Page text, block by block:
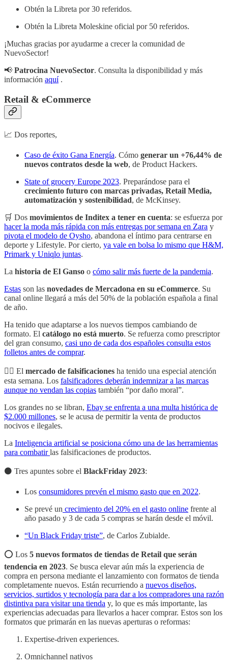
Obtén la Libreta por 30 referidos.
Obtén la Libreta Moleskine oficial por 50 referidos.
¡Muchas gracias por ayudarme a crecer la comunidad de
NuevoSector!
📢 Patrocina NuevoSector. Consulta la disponibilidad y más
información aquí.
Retail & eCommerce
📈 Dos reportes,
Caso de éxito Gana Energía. Cómo generar un +76,44% de
nuevos contratos desde la web, de Product Hackers.
State of grocery Europe 2023. Preparándose para el
crecimiento futuro con marcas privadas, Retail Media,
automatización y sostenibilidad, de McKinsey.
🛒 Dos movimientos de Inditex a tener en cuenta: se esfuerza por
hacer la moda más rápida con más entregas por semana en Zara y
pivota el modelo de Oysho, abandona el íntimo para centrarse en
deporte y Lifestyle. Por cierto, ya vale en bolsa lo mismo que H&M,
Primark y Uniqlo juntas.
La historia de El Ganso o cómo salir más fuerte de la pandemia.
Estas son las novedades de Mercadona en su eCommerce. Su
canal online llegará a más del 50% de la población española a final
de año.
Ha tenido que adaptarse a los nuevos tiempos cambiando de
formato. El catálogo no está muerto. Se refuerza como prescriptor
del gran consumo, casi uno de cada dos españoles consulta estos
folletos antes de comprar.
🏴‍☠️ El mercado de falsificaciones ha tenido una especial atención
esta semana. Los falsificadores deberán indemnizar a las marcas
aunque no vendan las copias también “por daño moral”.
Los grandes no se libran, Ebay se enfrenta a una multa histórica de
$2.000 millones, se le acusa de permitir la venta de productos
nocivos e ilegales.
La Inteligencia artificial se posiciona cómo una de las herramientas
para combatirlas falsificaciones de productos.
⚫️ Tres apuntes sobre el BlackFriday 2023:
Los consumidores prevén el mismo gasto que en 2022.
Se prevé un crecimiento del 20% en el gasto online frente al
año pasado y 3 de cada 5 compras se harán desde el móvil.
“Un Black Friday triste”, de Carlos Zubialde.
⭕️ Los 5 nuevos formatos de tiendas de Retail que serán
tendencia en 2023. Se busca elevar aún más la experiencia de
compra en persona mediante el lanzamiento con formatos de tienda
completamente nuevos. Están recurriendo a nuevos diseños,
servicios, surtidos y tecnología para dar a los compradores una razón
distintiva para visitar una tienda y, lo que es más importante, las
experiencias adecuadas para llevarlos a hacer comprar. Estos son los
formatos que primarán en las nuevas aperturas o reformas:
Expertise-driven experiences.
Omnichannel nativos